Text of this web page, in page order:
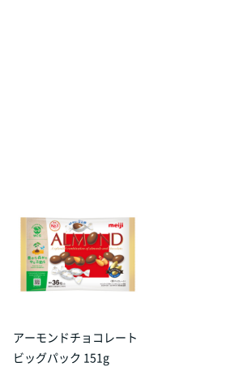
アーモンドチョコレート
ビッグパック 151g